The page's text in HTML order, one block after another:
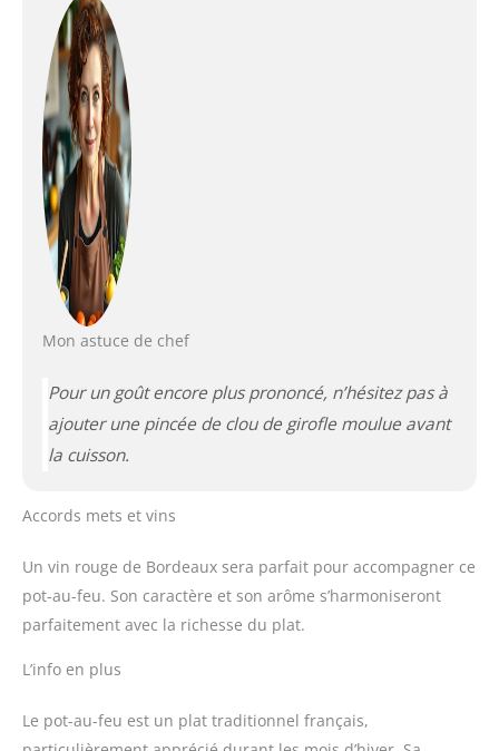
Mon astuce de chef
Pour un goût encore plus prononcé, n’hésitez pas à
ajouter une pincée de clou de girofle moulue avant
la cuisson.
Accords mets et vins
Un vin rouge de Bordeaux sera parfait pour accompagner ce
pot-au-feu. Son caractère et son arôme s’harmoniseront
parfaitement avec la richesse du plat.
L’info en plus
Le pot-au-feu est un plat traditionnel français,